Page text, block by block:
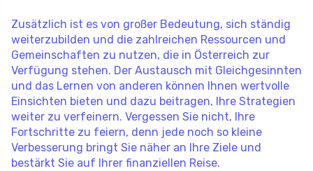
Zusätzlich ist es von großer Bedeutung, sich ständig
weiterzubilden und die zahlreichen Ressourcen und
Gemeinschaften zu nutzen, die in Österreich zur
Verfügung stehen. Der Austausch mit Gleichgesinnten
und das Lernen von anderen können Ihnen wertvolle
Einsichten bieten und dazu beitragen, Ihre Strategien
weiter zu verfeinern. Vergessen Sie nicht, Ihre
Fortschritte zu feiern, denn jede noch so kleine
Verbesserung bringt Sie näher an Ihre Ziele und
bestärkt Sie auf Ihrer finanziellen Reise.